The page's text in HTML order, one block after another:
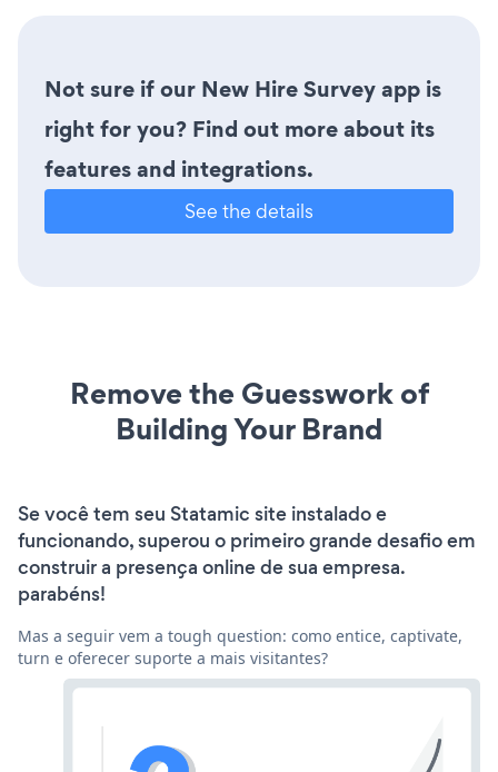
Not sure if our New Hire Survey app is
right for you? Find out more about its
features and integrations.
See the details
Remove the Guesswork of
Building Your Brand
Se você tem seu Statamic site instalado e
funcionando, superou o primeiro grande desafio em
construir a presença online de sua empresa.
parabéns!
Mas a seguir vem a tough question: como entice, captivate,
turn e oferecer suporte a mais visitantes?